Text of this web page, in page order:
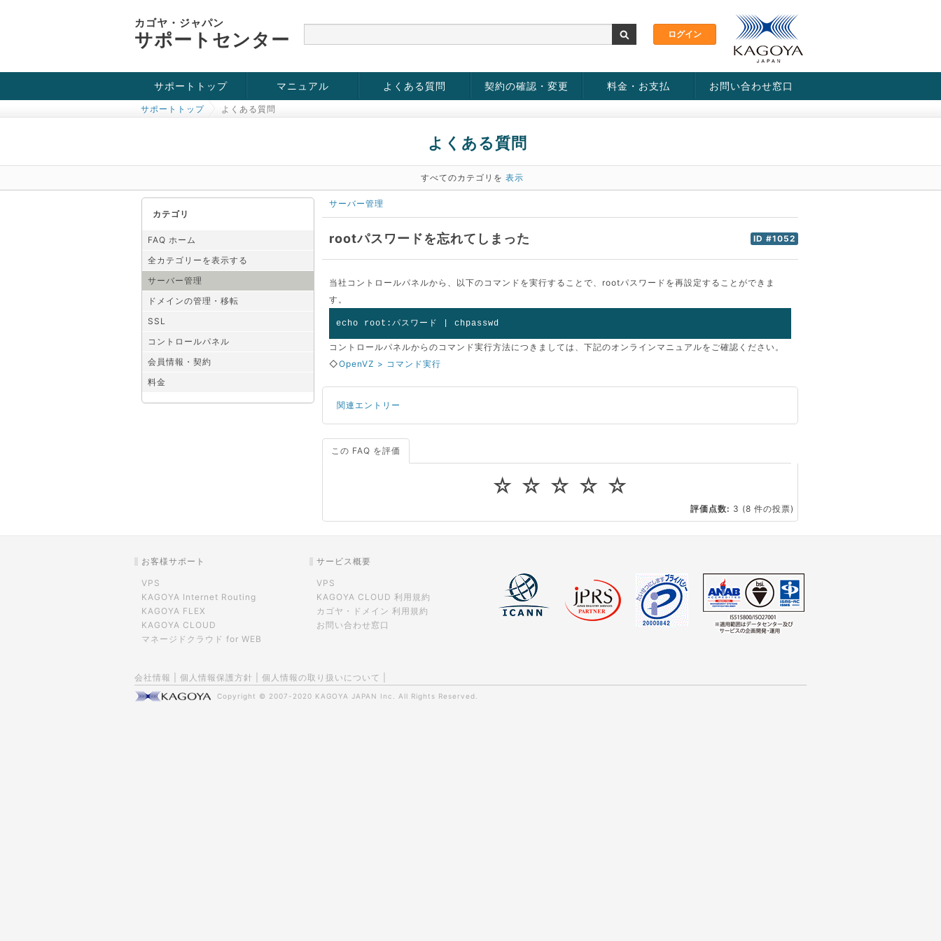
カゴヤ・ジャパン
サポートセンター
サポートトップ
お役立ち情報
チュートリアル
障害・メンテナンス情報
マニュアル よくある質問 契約の確認・変更 料金・お支払 お問い合わせ窓口
サポートトップ よくある質問
よくある質問
すべてのカテゴリを 表示
カテゴリ
FAQ ホーム
全カテゴリーを表示する
サーバー管理
ドメインの管理・移転
SSL
コントロールパネル
会員情報・契約
料金
サーバー管理
ID #1052
rootパスワードを忘れてしまった
当社コントロールパネルから、以下のコマンドを実行することで、rootパスワードを再設定することができま
す。
echo root:パスワード | chpasswd
コントロールパネルからのコマンド実行方法につきましては、下記のオンラインマニュアルをご確認ください。
◇OpenVZ > コマンド実行
関連エントリー
サーバーが重いので調査してほしい
CPUやメモリをアップグレードしたい
この FAQ を評価
☆
☆
☆
☆
☆
評価点数: 3 (8 件の投票)
お客様サポート
VPS
KAGOYA Internet Routing
KAGOYA FLEX
KAGOYA CLOUD
マネージドクラウド for WEB
サービス概要
VPS
KAGOYA CLOUD 利用規約
カゴヤ・ドメイン 利用規約
お問い合わせ窓口
会社情報 個人情報保護方針 個人情報の取り扱いについて
Copyright © 2007-2020 KAGOYA JAPAN Inc. All Rights Reserved.